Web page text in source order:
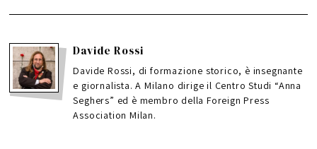
Davide Rossi
Davide Rossi, di formazione storico, è insegnante
e giornalista. A Milano dirige il Centro Studi “Anna
Seghers” ed è membro della Foreign Press
Association Milan.